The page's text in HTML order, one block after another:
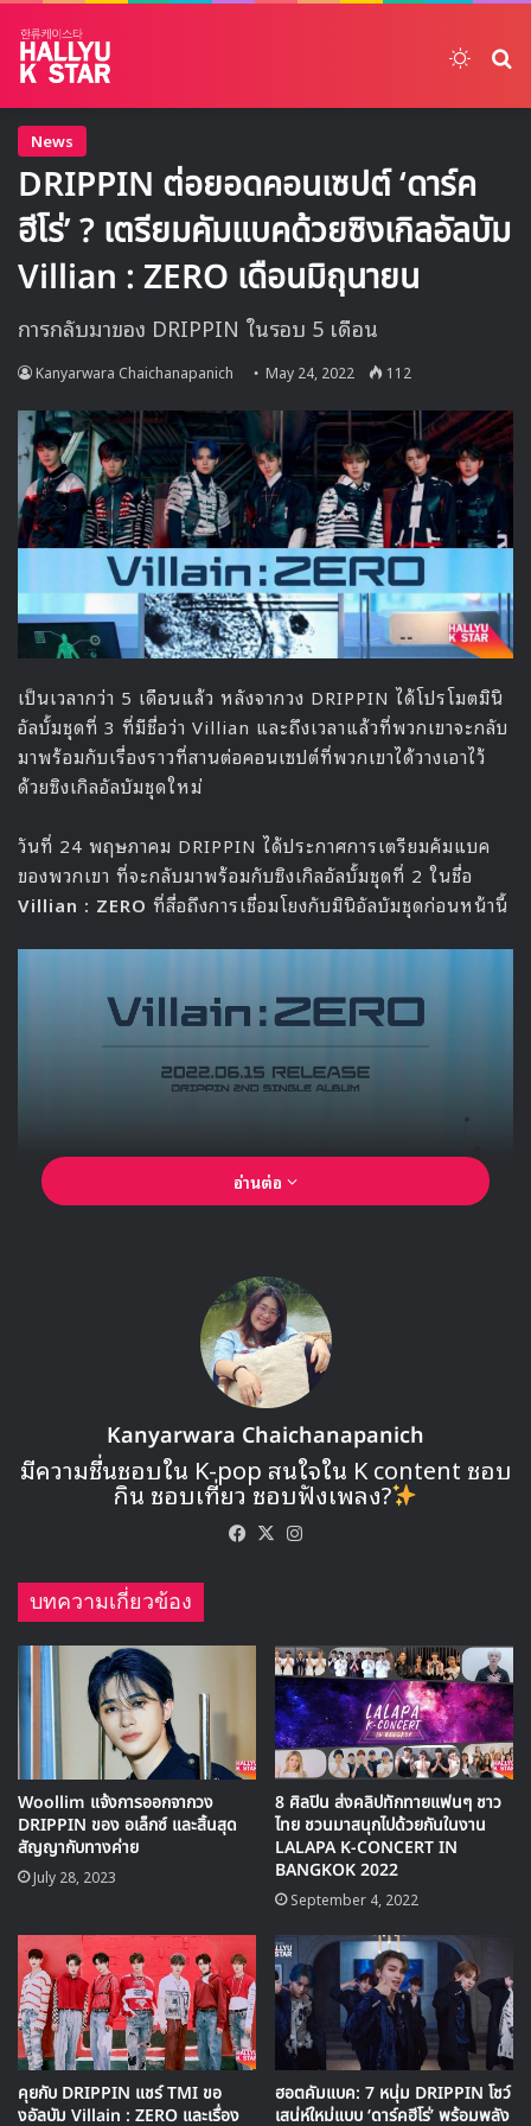
News
DRIPPIN ต่อยอดคอนเซปต์ ‘ดาร์ค
ฮีโร่’ ? เตรียมคัมแบคด้วยซิงเกิลอัลบัม
Villian : ZERO เดือนมิถุนายน
การกลับมาของ DRIPPIN ในรอบ 5 เดือน
Kanyarwara Chaichanapanich May 24, 2022 112
เป็นเวลากว่า 5 เดือนแล้ว หลังจากวง DRIPPIN ได้โปรโมตมินิ
อัลบั้มชุดที่ 3 ที่มีชื่อว่า Villian และถึงเวลาแล้วที่พวกเขาจะกลับ
มาพร้อมกับเรื่องราวที่สานต่อคอนเซปต์ที่พวกเขาได้วางเอาไว้
ด้วยซิงเกิลอัลบัมชุดใหม่
วันที่ 24 พฤษภาคม DRIPPIN ได้ประกาศการเตรียมคัมแบค
ของพวกเขา ที่จะกลับมาพร้อมกับซิงเกิลอัลบั้มชุดที่ 2 ในชื่อ
Villian : ZERO ที่สื่อถึงการเชื่อมโยงกับมินิอัลบัมชุดก่อนหน้านี้
🎙GYUBIN ปลื้มเมืองไทยขนาดไหน? ถึงกลับมาถ่าย
MV เพลงใหม่ LIKE U 100 ที่กรุงเทพ
▶ คลิกดูสัมภาษณ์พิเศษ
อ่านต่อ
Kanyarwara Chaichanapanich
มีความชื่นชอบใน K-pop สนใจใน K content ชอบ
กิน ชอบเที่ยว ชอบฟังเพลง?
Facebook
X
บทความเกี่ยวข้อง
Woollim แจ้งการออกจากวง
DRIPPIN ของ อเล็กซ์ และสิ้นสุด
สัญญากับทางค่าย
July 28, 2023
8 ศิลปิน ส่งคลิปทักทายแฟนๆ ชาว
ไทย ชวนมาสนุกไปด้วยกันในงาน
LALAPA K-CONCERT IN
BANGKOK 2022
September 4, 2022
คุยกับ DRIPPIN แชร์ TMI ขอ
งอัลบัม Villain : ZERO และเรื่อง
ฮอตคัมแบค: 7 หนุ่ม DRIPPIN โชว์
เสน่ห์ใหม่แบบ ‘ดาร์คฮีโร่’ พร้อมพลัง